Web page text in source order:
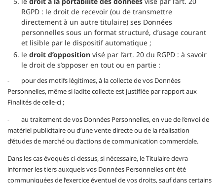
RGPD : le droit de recevoir (ou de transmettre
directement à un autre titulaire) ses Données
personnelles sous un format structuré, d’usage courant
et lisible par le dispositif automatique ;
le droit d’opposition visé par l’art. 20 du RGPD : à savoir
le droit de s’opposer en tout ou en partie :
- pour des motifs légitimes, à la collecte de vos Données
Personnelles, même si ladite collecte est justifiée par rapport aux
Finalités de celle-ci ;
- au traitement de vos Données Personnelles, en vue de l’envoi de
matériel publicitaire ou d’une vente directe ou de la réalisation
d’études de marché ou d’actions de communication commerciale.
Dans les cas évoqués ci-dessus, si nécessaire, le Titulaire devra
informer les tiers auxquels vos Données Personnelles ont été
communiquées de l’exercice éventuel de vos droits, sauf dans certains